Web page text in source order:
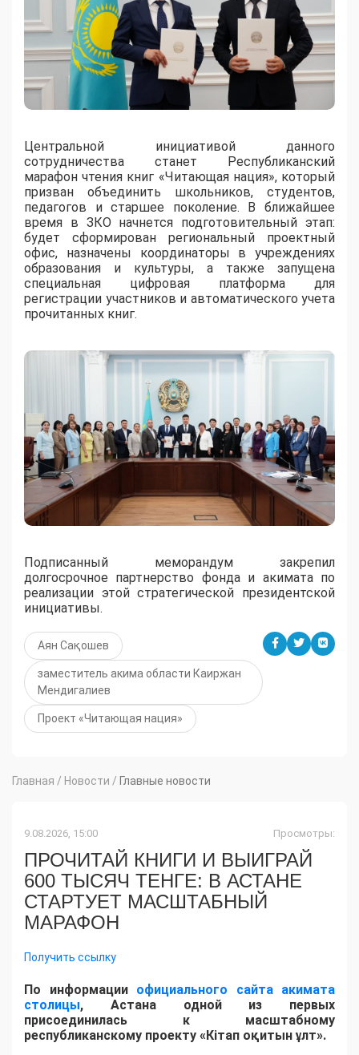
Центральной инициативой данного
сотрудничества станет Республиканский
марафон чтения книг «Читающая нация», который
призван объединить школьников, студентов,
педагогов и старшее поколение. В ближайшее
время в ЗКО начнется подготовительный этап:
будет сформирован региональный проектный
офис, назначены координаторы в учреждениях
образования и культуры, а также запущена
специальная цифровая платформа для
регистрации участников и автоматического учета
прочитанных книг.
Подписанный меморандум закрепил
долгосрочное партнерство фонда и акимата по
реализации этой стратегической президентской
инициативы.
Аян Сақошев
заместитель акима области Каиржан
Мендигалиев
Проект «Читающая нация»
Главная / Новости / Главные новости
9.08.2026, 15:00 Просмотры:
ПРОЧИТАЙ КНИГИ И ВЫИГРАЙ
600 ТЫСЯЧ ТЕНГЕ: В АСТАНЕ
СТАРТУЕТ МАСШТАБНЫЙ
МАРАФОН
Получить ссылку
По информации официального сайта акимата
столицы, Астана одной из первых
присоединилась к масштабному
республиканскому проекту «Кітап оқитын ұлт».